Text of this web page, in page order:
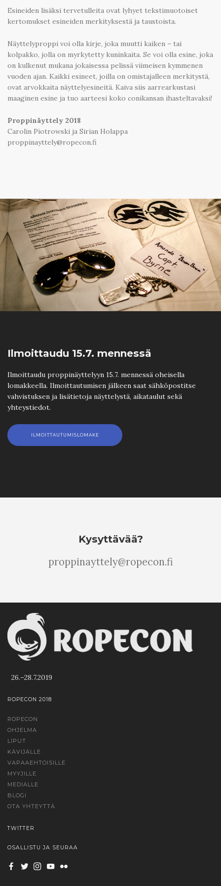
Esineiden lisäksi tervetulleita ovat lyhyet tekstimuotoiset
kertomukset esineiden merkityksestä ja taustoista.
Näyttelyproppi voi olla kirje, joka muutti kaiken – tai
kolpakko, jolla on myrkytetty kuninkaita. Se voi olla esine, joka
on kulkenut mukana jokaisessa pelissä viimeisen kymmenen
vuoden ajan. Kaikki esineet, joilla on omistajalleen merkitystä,
ovat arvokkaita näyttelyesineitä. Kaiva siis aarrearkustasi
maaginen esine ja tuo aarteesi koko conikansan ihasteltavaksi!
Proppinäyttely 2018
Carolin Piotrowski ja Sirian Holappa
proppinayttely@ropecon.fi
Ilmoittaudu 15.7. mennessä
Ilmoittaudu proppinäyttelyyn 15.7. mennessä oheisella
lomakkeella. Ilmoittautumisen jälkeen saat sähköpostitse
vahvistuksen ja lisätietoja näyttelystä, aikataulut sekä
yhteystiedot.
ILMOITTAUTUMISLOMAKE
Kysyttävää?
proppinayttely@ropecon.fi
26.–28.7.2019
ROPECON 2018
ROPECON
OHJELMA
LIPUT
KÄVIJÄLLE
VAPAAEHTOISILLE
MYYJILLE
MEDIALLE
BLOGI
OTA YHTEYTTÄ
TWITTER
OSALLISTU JA SEURAA